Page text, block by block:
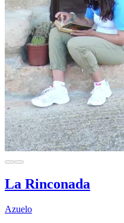
La Rinconada
Azuelo